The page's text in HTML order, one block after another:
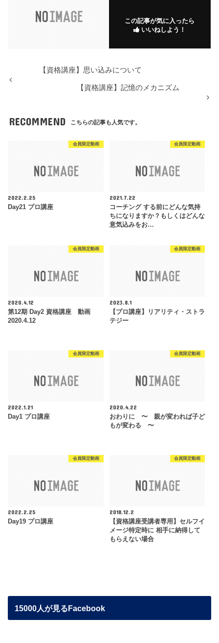
この記事が気に入ったら
いいねしよう！
【資格講座】思い込みについて
【資格講座】記憶のメカニズム
RECOMMEND こちらの記事も人気です。
会員限定動画
2022.2.25
Day21 プロ講座
会員限定動画
2021.7.22
コーチング する前にどんな気持
ちになりますか？もしくはどんな
意気込みをお…
会員限定動画
2020.4.12
第12期 Day2 資格講座 動画
2020.4.12
会員限定動画
2023.8.1
【プロ講座】リアリティ・ストラ
テジー
会員限定動画
2022.1.21
Day1 プロ講座
会員限定動画
2020.4.22
おわりに 〜 親が変われば子ど
もが変わる 〜
会員限定動画
2022.2.25
Day19 プロ講座
会員限定動画
2018.12.2
【資格講座受講者専用】セルフイ
メージ特定時に 相手に納得して
もらえない場合
15000人が見るFacebook